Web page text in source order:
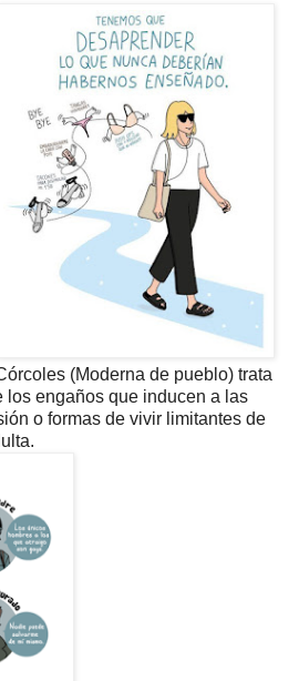
(Moderna de pueblo) trata
los engaños que inducen a las
o formas de vivir limitantes de